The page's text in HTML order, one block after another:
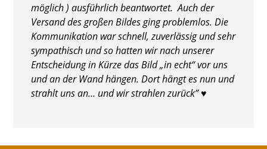
möglich ) ausführlich beantwortet. Auch der
Versand des großen Bildes ging problemlos. Die
Kommunikation war schnell, zuverlässig und sehr
sympathisch und so hatten wir nach unserer
Entscheidung in Kürze das Bild „in echt“ vor uns
und an der Wand hängen. Dort hängt es nun und
strahlt uns an… und wir strahlen zurück” ♥